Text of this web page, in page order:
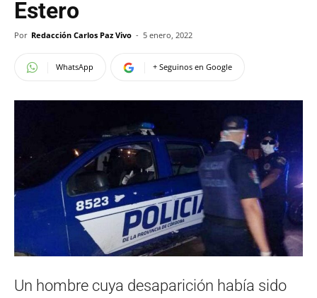
Estero
Por Redacción Carlos Paz Vivo - 5 enero, 2022
WhatsApp + Seguinos en Google
Un hombre cuya desaparición había sido